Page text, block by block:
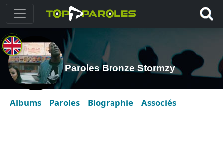
Paroles Bronze Stormzy
Albums Paroles Biographie Associés